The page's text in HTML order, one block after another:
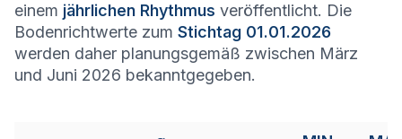
einem jährlichen Rhythmus veröffentlicht. Die
Bodenrichtwerte zum Stichtag 01.01.2026
werden daher planungsgemäß zwischen März
und Juni 2026 bekanntgegeben.